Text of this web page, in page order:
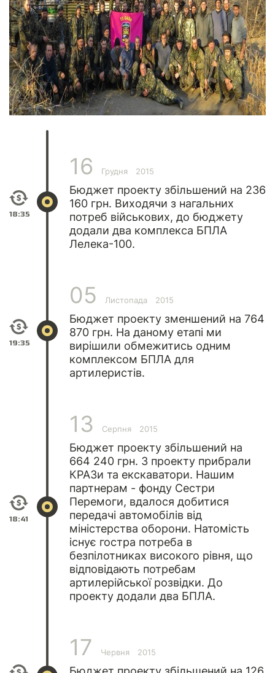
18:35
16 Грудня 2015
Бюджет проекту збільшений на 236
160 грн. Виходячи з нагальних
потреб військових, до бюджету
додали два комплекса БПЛА
Лелека-100.
19:35
05 Листопада 2015
Бюджет проекту зменшений на 764
870 грн. На даному етапі ми
вирішили обмежитись одним
комплексом БПЛА для
артилеристів.
18:41
13 Серпня 2015
Бюджет проекту збільшений на
664 240 грн. З проекту прибрали
КРАЗи та екскаватори. Нашим
партнерам - фонду Сестри
Перемоги, вдалося добитися
передачі автомобілів від
міністерства оборони. Натомість
існує гостра потреба в
безпілотниках високого рівня, що
відповідають потребам
артилерійської розвідки. До
проекту додали два БПЛА.
17 Червня 2015